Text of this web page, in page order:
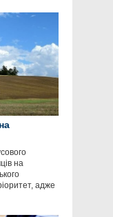
на
адже